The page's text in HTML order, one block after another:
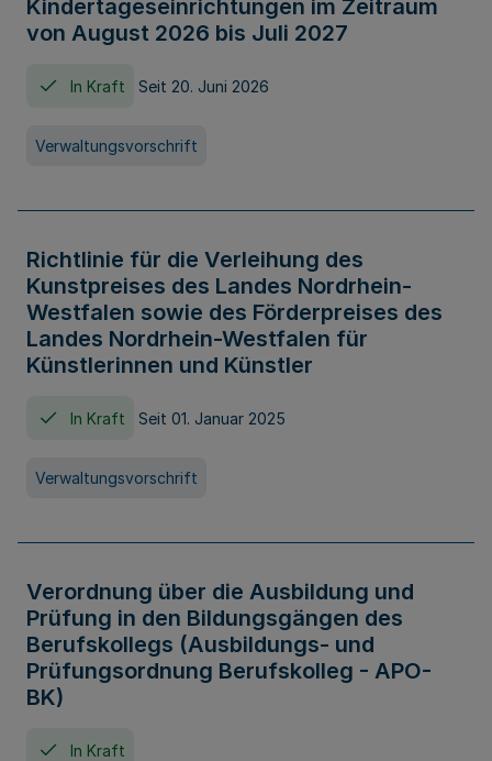
Kindertageseinrichtungen im Zeitraum
von August 2026 bis Juli 2027
In Kraft Seit 20. Juni 2026
Verwaltungsvorschrift
Richtlinie für die Verleihung des
Kunstpreises des Landes Nordrhein-
Westfalen sowie des Förderpreises des
Landes Nordrhein-Westfalen für
Künstlerinnen und Künstler
In Kraft Seit 01. Januar 2025
Verwaltungsvorschrift
Verordnung über die Ausbildung und
Prüfung in den Bildungsgängen des
Berufskollegs (Ausbildungs- und
Prüfungsordnung Berufskolleg - APO-
BK)
In Kraft